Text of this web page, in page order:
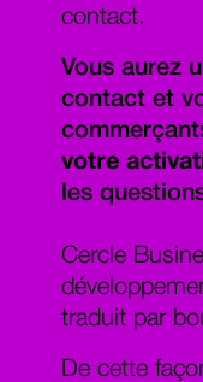
contact.
Vous aurez
contact et
votre
les
Cercle
traduit par
De cette